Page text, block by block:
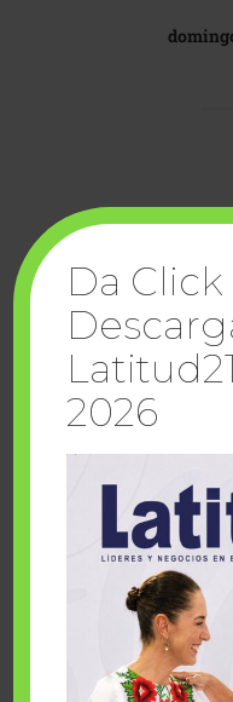
LIBRO ECOLOGÍA Y
Da Click
2026